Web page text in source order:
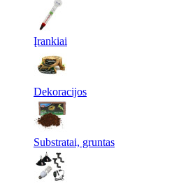
Įrankiai
Dekoracijos
Substratai, gruntas